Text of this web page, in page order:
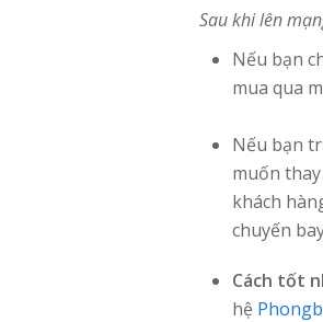
Sau khi lên
Nếu bạn
mua qua
Nếu bạn
muốn
khách
chuyến
Cách tốt
hệ